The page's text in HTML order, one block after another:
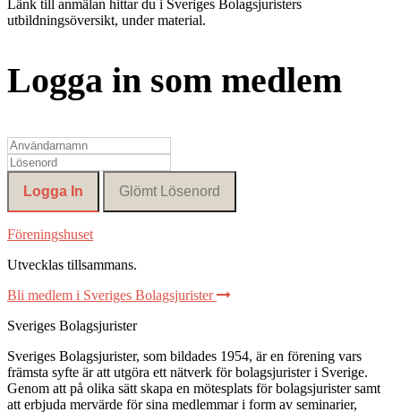
Länk till anmälan hittar du i Sveriges Bolagsjuristers
utbildningsöversikt, under material.
Logga in som medlem
Föreningshuset
Utvecklas tillsammans.
Bli medlem i Sveriges Bolagsjurister
Sveriges Bolagsjurister
Sveriges Bolagsjurister, som bildades 1954, är en förening vars
främsta syfte är att utgöra ett nätverk för bolagsjurister i Sverige.
Genom att på olika sätt skapa en mötesplats för bolagsjurister samt
att erbjuda mervärde för sina medlemmar i form av seminarier,